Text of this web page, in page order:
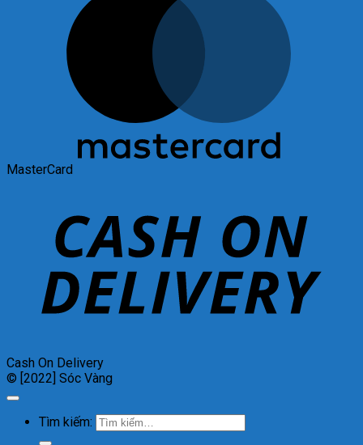
MasterCard
Cash On Delivery
© [2022] Sóc Vàng
Tìm kiếm: